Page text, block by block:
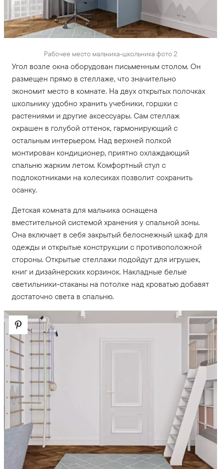
Рабочее место мальчика-школьника фото 2
Угол возле окна оборудован письменным столом. Он
размещен прямо в стеллаже, что значительно
экономит место в комнате. На двух открытых полочках
школьнику удобно хранить учебники, горшки с
растениями и другие аксессуары. Сам стеллаж
окрашен в голубой оттенок, гармонирующий с
остальным интерьером. Над верхней полкой
монтирован кондиционер, приятно охлаждающий
спальню жарким летом. Комфортный стул с
подлокотниками на колесиках позволит сохранить
осанку.
Детская комната для мальчика оснащена
вместительной системой хранения у спальной зоны.
Она включает в себя закрытый белоснежный шкаф для
одежды и открытые конструкции с противоположной
стороны. Открытые стеллажи подойдут для игрушек,
книг и дизайнерских корзинок. Накладные белые
светильники-стаканы на потолке над кроватью добавят
достаточно света в спальню.